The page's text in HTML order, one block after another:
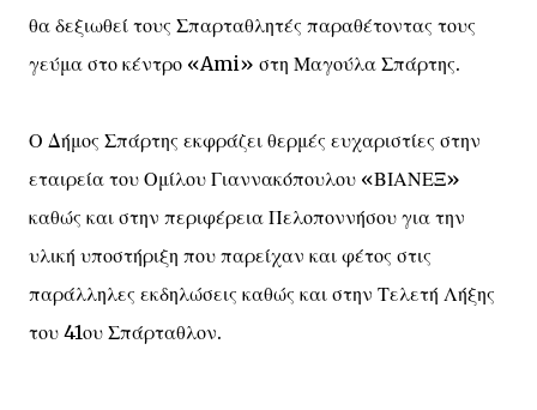
θα δεξιωθεί τους Σπαρταθλητές παραθέτοντας τους
γεύμα στο κέντρο «Ami» στη Μαγούλα Σπάρτης.
Ο Δήμος Σπάρτης εκφράζει θερμές ευχαριστίες στην
εταιρεία του Ομίλου Γιαννακόπουλου «ΒΙΑΝΕΞ»
καθώς και στην περιφέρεια Πελοποννήσου για την
υλική υποστήριξη που παρείχαν και φέτος στις
παράλληλες εκδηλώσεις καθώς και στην Τελετή Λήξης
του 41ου Σπάρταθλον.